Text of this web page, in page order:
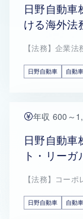
日野自動車
ける海外法
【法務】企業
日野自動車 自動
年収 600～
日野自動車
ト・リー
【法務】コー
日野自動車 自動